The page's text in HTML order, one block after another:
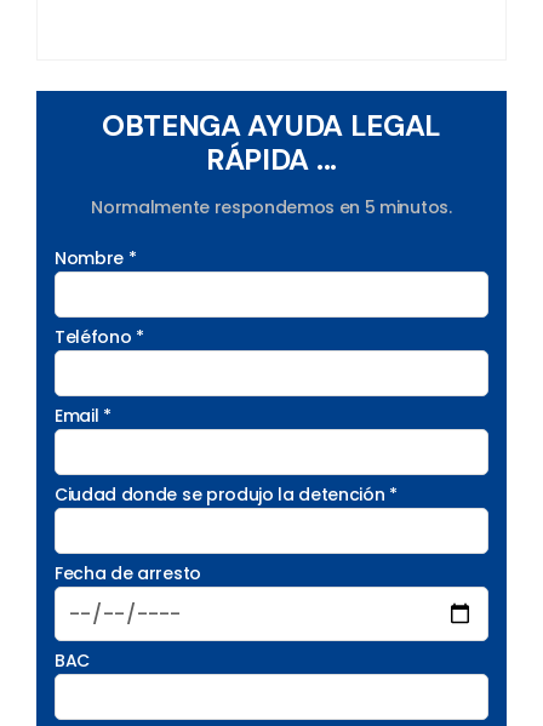
OBTENGA AYUDA LEGAL
RÁPIDA ...
Normalmente respondemos en 5 minutos.
Nombre *
Teléfono *
Email *
Ciudad donde se produjo la detención *
Fecha de arresto
BAC